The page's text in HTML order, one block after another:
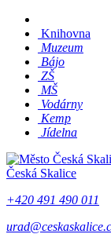
Knihovna
Muzeum
Bájo
ZŠ
MŠ
Vodárny
Kemp
Jídelna
Česká Skalice
+420 491 490 011